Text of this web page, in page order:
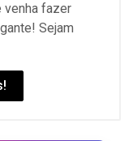
venha fazer
Sejam